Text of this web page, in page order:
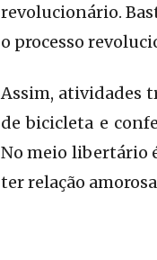
revolucionário.
o processo
Assim, atividades
de bicicleta e
No meio libertário
ter relação